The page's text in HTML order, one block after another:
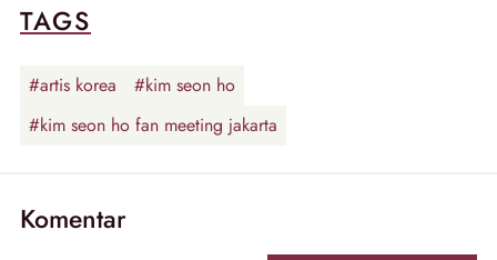
TAGS
#artis korea
#kim seon ho
#kim seon ho fan meeting jakarta
Komentar